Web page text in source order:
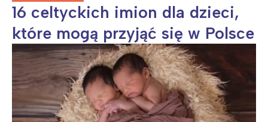
16 celtyckich imion dla dzieci,
które mogą przyjąć się w Polsce